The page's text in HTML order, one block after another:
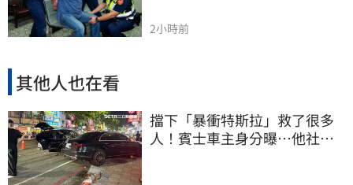
2小時前
其他人也在看
擋下「暴衝特斯拉」救了很多
人！賓士車主身分曝…他社群